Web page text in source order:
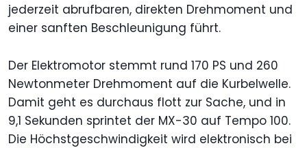
jederzeit abrufbaren, direkten Drehmoment und
einer sanften Beschleunigung führt.
Der Elektromotor stemmt rund 170 PS und 260
Newtonmeter Drehmoment auf die Kurbelwelle.
Damit geht es durchaus flott zur Sache, und in
9,1 Sekunden sprintet der MX-30 auf Tempo 100.
Die Höchstgeschwindigkeit wird elektronisch bei